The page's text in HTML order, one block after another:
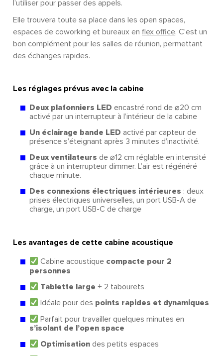
l’utiliser pour passer des appels.
Elle trouvera toute sa place dans les open spaces,
espaces de coworking et bureaux enflex office. C’est un
bon complément pour les salles de réunion, permettant
des échanges rapides.
Les réglages prévus avec la cabine
Deux plafonniers LED encastré rond de ⌀20 cm
activé par un interrupteur à l’intérieur de la cabine
Un éclairage bande LED activé par capteur de
présence s’éteignant après 3 minutes d’inactivité.
Deux ventilateurs de ⌀12 cm réglable en intensité
grâce à un interrupteur dimmer. L’air est régénéré
chaque minute.
Des connexions électriques intérieures : deux
prises électriques universelles, un port USB-A de
charge, un port USB-C de charge
Les avantages de cette cabine acoustique
Cabine acoustique compacte pour 2
personnes
Tablette large + 2 tabourets
Idéale pour des points rapides et dynamiques
Parfait pour travailler quelques minutes en
s’isolant de l’open space
Optimisation des petits espaces